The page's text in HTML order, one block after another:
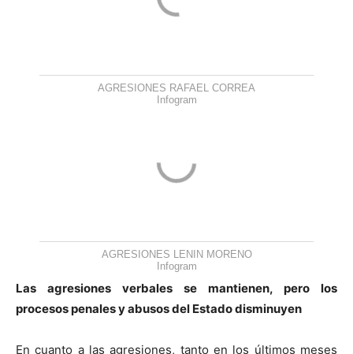
AGRESIONES RAFAEL CORREA
Infogram
AGRESIONES LENIN MORENO
Infogram
Las agresiones verbales se mantienen, pero los
procesos penales y abusos del Estado disminuyen
En cuanto a las agresiones, tanto en los últimos meses